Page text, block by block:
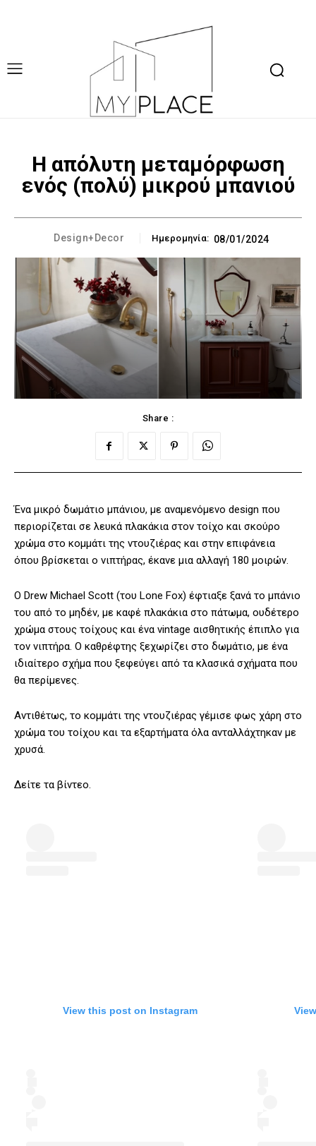
Η απόλυτη μεταμόρφωση
ενός (πολύ) μικρού μπανιού
Design+Decor Ημερομηνία: 08/01/2024
Share :
Ένα μικρό δωμάτιο μπάνιου, με αναμενόμενο design που
περιορίζεται σε λευκά πλακάκια στον τοίχο και σκούρο
χρώμα στο κομμάτι της ντουζιέρας και στην επιφάνεια
όπου βρίσκεται ο νιπτήρας, έκανε μια αλλαγή 180 μοιρών.
O Drew Michael Scott (του Lone Fox) έφτιαξε ξανά το μπάνιο
του από το μηδέν, με καφέ πλακάκια στο πάτωμα, ουδέτερο
χρώμα στους τοίχους και ένα vintage αισθητικής έπιπλο για
τον νιπτήρα. Ο καθρέφτης ξεχωρίζει στο δωμάτιο, με ένα
ιδιαίτερο σχήμα που ξεφεύγει από τα κλασικά σχήματα που
θα περίμενες.
Αντιθέτως, το κομμάτι της ντουζιέρας γέμισε φως χάρη στο
χρώμα του τοίχου και τα εξαρτήματα όλα ανταλλάχτηκαν με
χρυσά.
Δείτε τα βίντεο.
View this post on Instagram